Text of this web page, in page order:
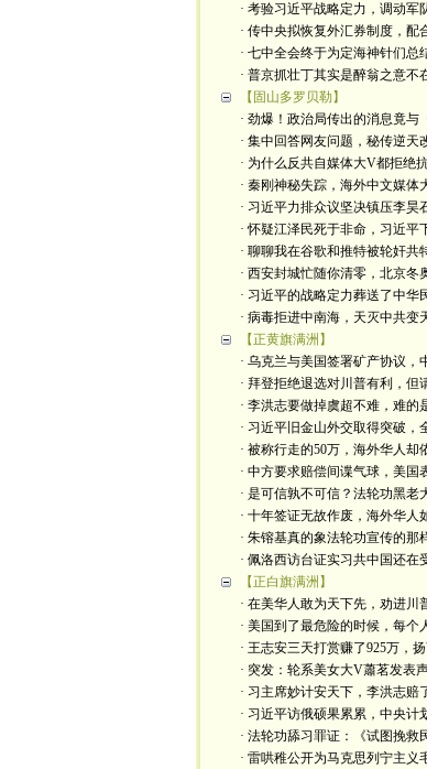
· 考验习近平战略定力，调动军
· 传中央拟恢复外汇券制度，配
· 七中全会终于为定海神针们总
· 普京抓壮丁其实是醉翁之意不
【固山多罗贝勒】
· 劲爆！政治局传出的消息竟与
· 集中回答网友问题，秘传逆天
· 为什么反共自媒体大V都拒绝
· 秦刚神秘失踪，海外中文媒体
· 习近平力排众议坚决镇压李昊
· 怀疑江泽民死于非命，习近平
· 聊聊我在谷歌和推特被轮奸共
· 西安封城忙随你清零，北京冬
· 习近平的战略定力葬送了中华
· 病毒拒进中南海，天灭中共变
【正黄旗满洲】
· 乌克兰与美国签署矿产协议，
· 拜登拒绝退选对川普有利，但
· 李洪志要做掉虞超不难，难的
· 习近平旧金山外交取得突破，
· 被称行走的50万，海外华人却
· 中方要求赔偿间谍气球，美国
· 是可信孰不可信？法轮功黑老
· 十年签证无故作废，海外华人
· 朱镕基真的象法轮功宣传的那
· 佩洛西访台证实习共中国还在
【正白旗满洲】
· 在美华人敢为天下先，劝进川
· 美国到了最危险的时候，每个
· 王志安三天打赏赚了925万，
· 突发：轮系美女大V蕭茗发表
· 习主席妙计安天下，李洪志赔
· 习近平访俄硕果累累，中央计
· 法轮功舔习罪证：《试图挽救
· 雷哄稚公开为马克思列宁主义